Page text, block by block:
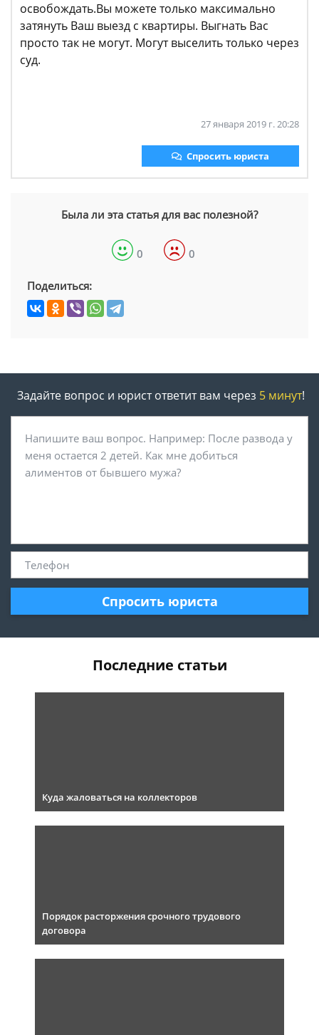
освобождать.Вы можете только максимально
затянуть Ваш выезд с квартиры. Выгнать Вас
просто так не могут. Могут выселить только через
суд.
27 января 2019 г. 20:28
Спросить юриста
Была ли эта статья для вас полезной?
0 0
Поделиться:
Задайте вопрос и юрист ответит вам через 5 минут!
Спросить юриста
Последние статьи
Куда жаловаться на коллекторов
Порядок расторжения срочного трудового
договора